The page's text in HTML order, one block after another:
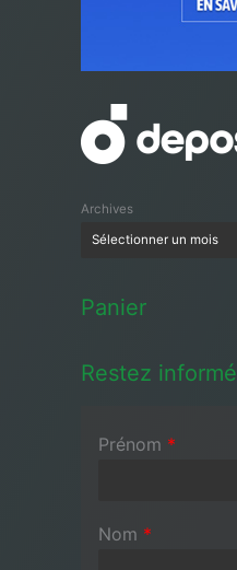
Archives
Panier
Restez informé
Prénom *
Nom *